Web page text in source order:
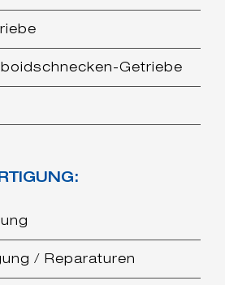
Getriebe
/ Reparaturen